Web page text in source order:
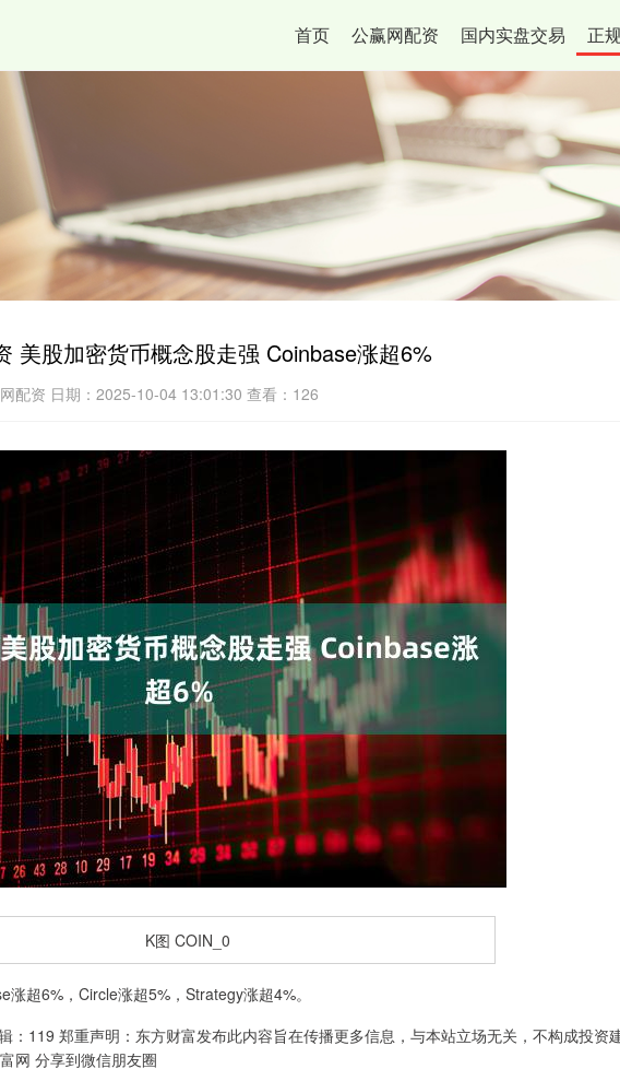
首页 公赢网配资 国内实盘交易 正
美股加密货币概念股走强 Coinbase涨超6%
配资 日期：2025-10-04 13:01:30 查看：126
超6%，Circle涨超5%，Strategy涨超4%。
：119 郑重声明：东方财富发布此内容旨在传播更多信息，与本站立场无关，不构成投资
网 分享到微信朋友圈